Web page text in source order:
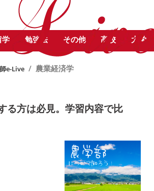
農業経済学 に関する記事をピック
アップしています。
学 勉強法 その他 高校 大学
e-Live / 農業経済学
る方は必見。学習内容で比